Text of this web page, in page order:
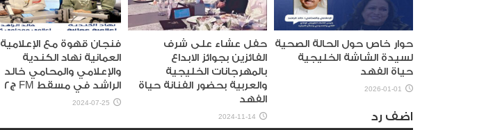
حوار خاص حول الحالة الصحية
لسيدة الشاشة الخليجية
حياة الفهد
2026-01-01
حفل عشاء على شرف
الفائزين بجوائز الابداع
بالمهرجانات الخليجية
والعربية بحضور الفنانة حياة
الفهد
2024-11-14
فنجان قهوة مع الإعلامية
العمانية نهاد الكندية
والإعلامي والمحامي خالد
الراشد في مسقط FM ج٢
2024-07-25
اضف رد